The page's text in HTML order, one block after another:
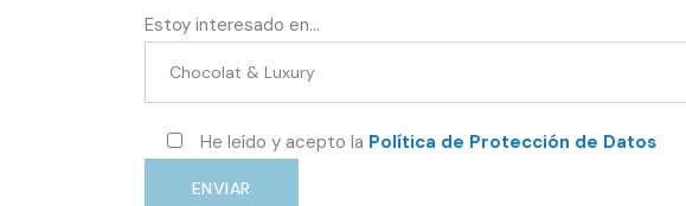
Estoy interesado en...
He leído y acepto la Política de Protección de Datos
ENVIAR